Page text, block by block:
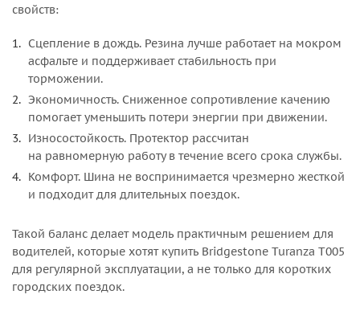
свойств:
Сцепление в дождь. Резина лучше работает на мокром
асфальте и поддерживает стабильность при
торможении.
Экономичность. Сниженное сопротивление качению
помогает уменьшить потери энергии при движении.
Износостойкость. Протектор рассчитан
на равномерную работу в течение всего срока службы.
Комфорт. Шина не воспринимается чрезмерно жесткой
и подходит для длительных поездок.
Такой баланс делает модель практичным решением для
водителей, которые хотят купить Bridgestone Turanza T005
для регулярной эксплуатации, а не только для коротких
городских поездок.